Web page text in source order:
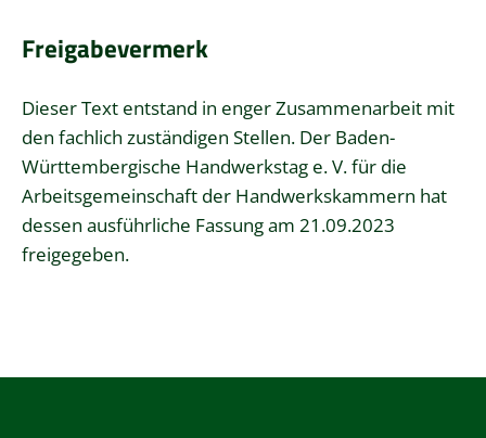
Freigabevermerk
Dieser Text entstand in enger Zusammenarbeit mit
den fachlich zuständigen Stellen. Der Baden-
Württembergische Handwerkstag e. V. für die
Arbeitsgemeinschaft der Handwerkskammern hat
dessen ausführliche Fassung am 21.09.2023
freigegeben.